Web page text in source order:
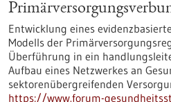
Entwicklung eines
Modells der
Überführung in ein
Aufbau eines Netzwerkes an
sektorenübergreifenden
https://www.forum-